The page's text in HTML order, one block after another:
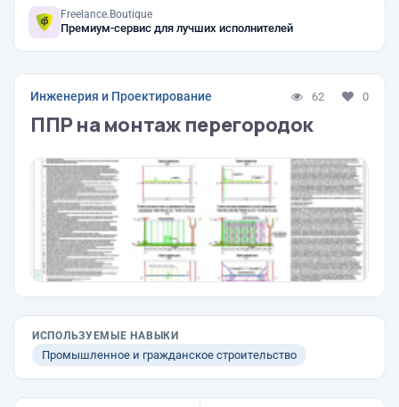
Freelance.Boutique
Премиум-сервис для лучших исполнителей
Инженерия и Проектирование 62 0
ППР на монтаж перегородок
ИСПОЛЬЗУЕМЫЕ НАВЫКИ
Промышленное и гражданское строительство